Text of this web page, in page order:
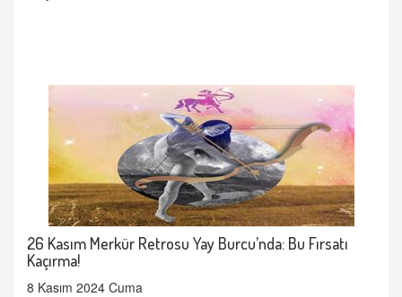
26 Kasım Merkür Retrosu Yay Burcu’nda: Bu Fırsatı
Kaçırma!
8 Kasım 2024 Cuma